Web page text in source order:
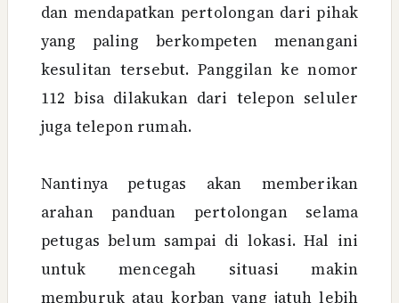
dan mendapatkan pertolongan dari pihak
yang paling berkompeten menangani
kesulitan tersebut. Panggilan ke nomor
112 bisa dilakukan dari telepon seluler
juga telepon rumah.
Nantinya petugas akan memberikan
arahan panduan pertolongan selama
petugas belum sampai di lokasi. Hal ini
untuk mencegah situasi makin
memburuk atau korban yang jatuh lebih